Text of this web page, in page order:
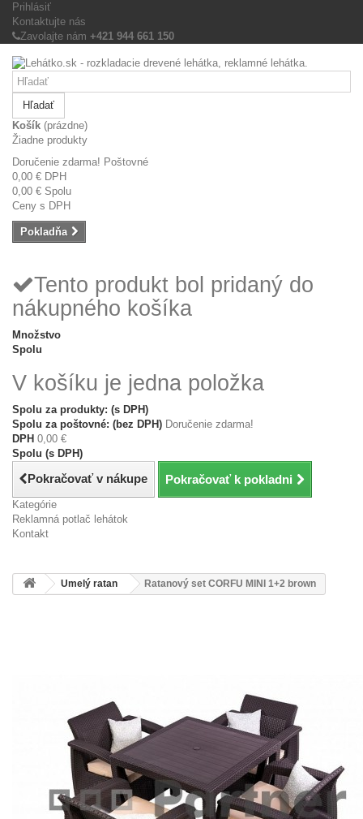
Prihlásiť
Kontaktujte nás
Zavolajte nám +421 944 661 150
Hľadať
Košík (prázdne)
Žiadne produkty
Doručenie zdarma! Poštovné
0,00 € DPH
0,00 € Spolu
Ceny s DPH
Pokladňa
Tento produkt bol pridaný do
nákupného košíka
Množstvo
Spolu
V košíku je jedna položka
Spolu za produkty: (s DPH)
Spolu za poštovné: (bez DPH) Doručenie zdarma!
DPH 0,00 €
Spolu (s DPH)
Pokračovať v nákupe Pokračovať k pokladni
Kategórie
Reklamná potlač lehátok
Kontakt
Umelý ratan Ratanový set CORFU MINI 1+2 brown